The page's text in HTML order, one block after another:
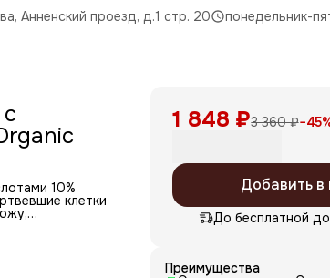
Анненский проезд, д.1 стр. 20 понедельник-
10%
клетки
кожу,
1 848 ₽3 360 ₽−45
Добавить в
До бесплатной
Преимущества